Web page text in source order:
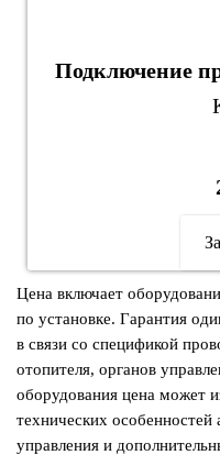
Подключение
Цена включает
по установке. Гарантия
в связи со спецификой
отопителя, органов
оборудования цена может
технических
управления и